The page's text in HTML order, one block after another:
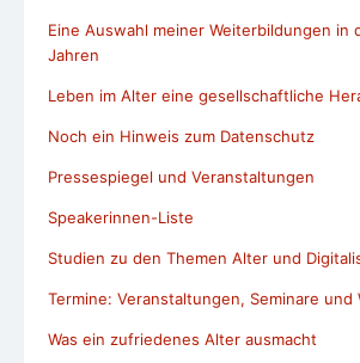
Eine Auswahl meiner Weiterbildungen in
Jahren
Leben im Alter eine gesellschaftliche
Noch ein Hinweis zum Datenschutz
Pressespiegel und Veranstaltungen
Speakerinnen-Liste
Studien zu den Themen Alter und
Termine: Veranstaltungen, Seminare und
Was ein zufriedenes Alter ausmacht